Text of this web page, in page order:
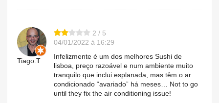
Tiago.T
2 / 5
04/01/2022 à 16:29
Infelizmente é um dos melhores Sushi de
lisboa, preço razoável e num ambiente muito
tranquilo que inclui esplanada, mas têm o ar
condicionado “avariado” há meses… Not to go
until they fix the air conditioning issue!